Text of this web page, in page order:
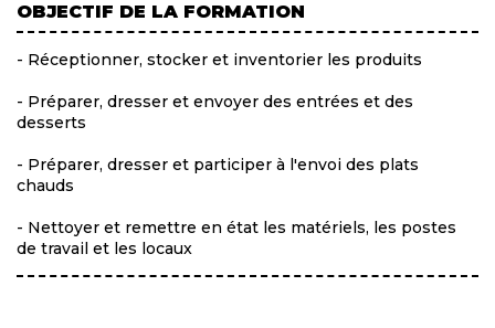
OBJECTIF DE LA FORMATION
- Réceptionner, stocker et inventorier les produits
- Préparer, dresser et envoyer des entrées et des
desserts
- Préparer, dresser et participer à l'envoi des plats
chauds
- Nettoyer et remettre en état les matériels, les postes
de travail et les locaux